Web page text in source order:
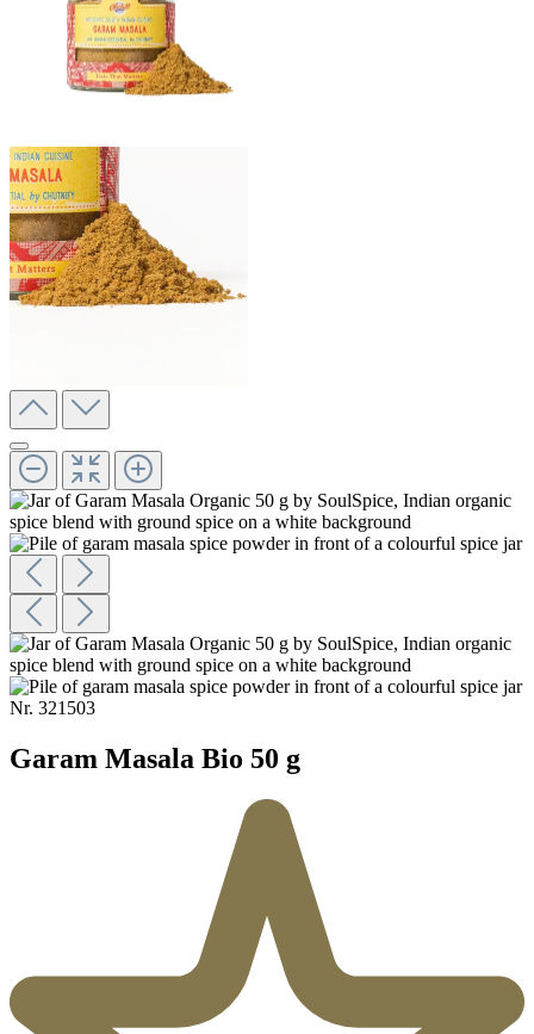
Nr. 321503
Garam Masala Bio 50 g